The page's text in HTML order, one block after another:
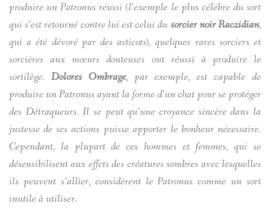
produire un Patronus réussi (l’exemple le plus célèbre du sort
qui s’est retourné contre lui est celui du sorcier noir Raczidian,
qui a été dévoré par des asticots), quelques rares sorciers et
sorcières aux mœurs douteuses ont réussi à produire le
sortilège. Dolores Ombrage, par exemple, est capable de
produire un Patronus ayant la forme d’un chat pour se protéger
des Détraqueurs. Il se peut qu’une croyance sincère dans la
justesse de ses actions puisse apporter le bonheur nécessaire.
Cependant, la plupart de ces hommes et femmes, qui se
désensibilisent aux effets des créatures sombres avec lesquelles
ils peuvent s’allier, considèrent le Patronus comme un sort
inutile à utiliser.